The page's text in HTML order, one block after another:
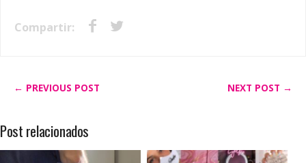
Compartir:
← PREVIOUS POST NEXT POST →
Post relacionados